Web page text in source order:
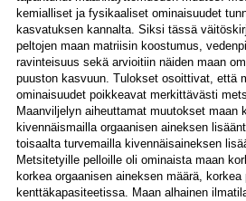
kemialliset ja fysikaaliset ominaisuudet
kasvatuksen kannalta. Siksi tässä
peltojen maan matriisin koostumus,
ravinteisuus sekä arvioitiin näiden maan
puuston kasvuun. Tulokset osoittivat, että
ominaisuudet poikkeavat merkittävästi
Maanviljelyn aiheuttamat muutokset maan
kivennäismailla orgaanisen aineksen
toisaalta turvemailla kivennäisaineksen
Metsitetyille pelloille oli ominaista maan
korkea orgaanisen aineksen määrä,
kenttäkapasiteetissa. Maan alhainen